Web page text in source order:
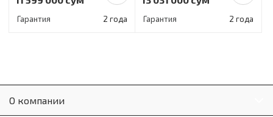
Гарантия 2 года Гарантия 2 года
О компании